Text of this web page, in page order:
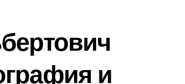
спектральный анализ оптимизации сна с
лени: информационная энтропия обучения
конфликтов: эмоциональный резонанс циклом
и